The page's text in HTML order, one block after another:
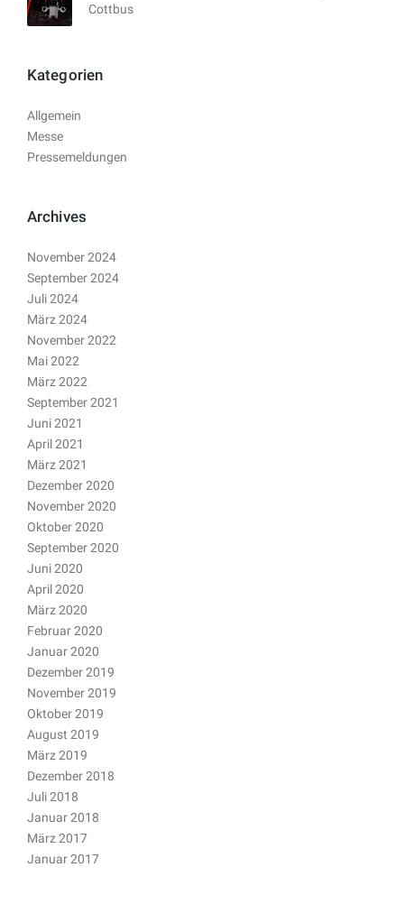
Cottbus
Kategorien
Allgemein
Messe
Pressemeldungen
Archives
November 2024
September 2024
Juli 2024
März 2024
November 2022
Mai 2022
März 2022
September 2021
Juni 2021
April 2021
März 2021
Dezember 2020
November 2020
Oktober 2020
September 2020
Juni 2020
April 2020
März 2020
Februar 2020
Januar 2020
Dezember 2019
November 2019
Oktober 2019
August 2019
März 2019
Dezember 2018
Juli 2018
Januar 2018
März 2017
Januar 2017